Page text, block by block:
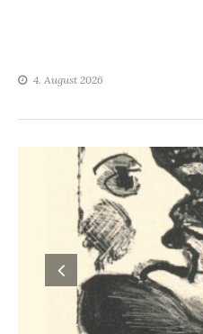
4. August 2026